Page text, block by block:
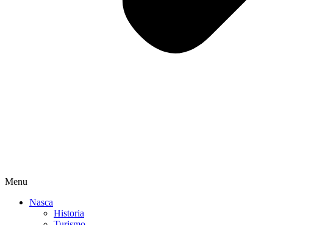
Menu
Nasca
Historia